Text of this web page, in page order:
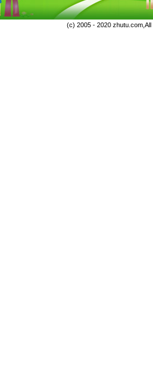
(c) 2005 - 2020